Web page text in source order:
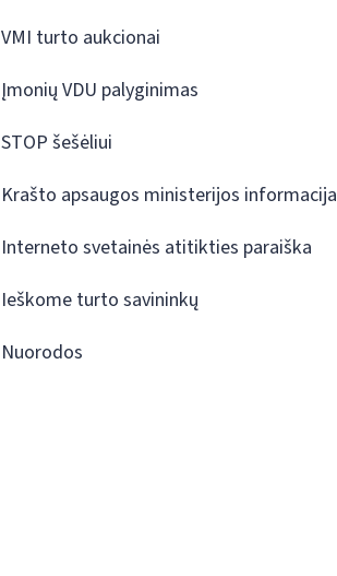
VMI turto aukcionai
Įmonių VDU palyginimas
STOP šešėliui
Krašto apsaugos ministerijos informacija
Interneto svetainės atitikties paraiška
Ieškome turto savininkų
Nuorodos